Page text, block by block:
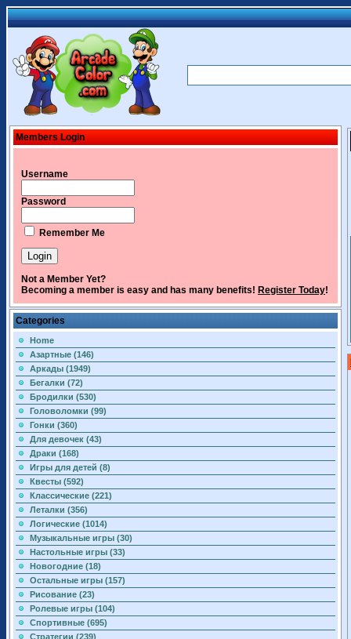
Members Login
Username
Password
Remember Me
Not a Member Yet?
Becoming a member is easy and has many benefits! Register Today!
Categories
Home
Азартные (146)
Аркады (1949)
Бегалки (72)
Бродилки (530)
Головоломки (99)
Гонки (360)
Для девочек (43)
Драки (168)
Игры для детей (8)
Квесты (592)
Классические (221)
Леталки (356)
Логические (1014)
Музыкальные игры (30)
Настольные игры (33)
Новогодние (18)
Остальные игры (157)
Рисование (23)
Ролевые игры (104)
Спортивные (695)
Стратегии (239)